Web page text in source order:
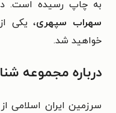
به چاپ رسیده است. در
سهراب سپهری، یکی
خواهید شد.
درباره مجموعه
سرزمین ایران اسلامی